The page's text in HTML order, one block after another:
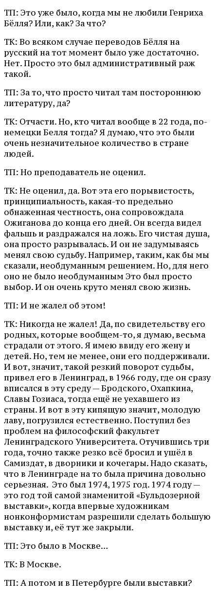
ТП: Это уже было, когда мы не любили Генриха
Бёлля? Или, как? За что?
ТК: Во всяком случае переводов Бёлля на
русский на тот момент было уже достаточно.
Нет. Просто это был административный раж
такой.
ТП: За то, что просто читал там постороннюю
литературу, да?
ТК: Отчасти. Но, кто читал вообще в 22 года, по-
немецки Белля тогда? Я думаю, что это были
очень незначительное количество в стране
людей.
ТП: Но преподаватель не оценил.
ТК: Не оценил, да. Вот эта его порывистость,
принципиальность, какая-то предельно
обнаженная честность, она сопровождала
Ожиганова до конца его дней. Он всегда видел
фальшь и раздражался на ложь. Его чистая душа,
она просто разрывалась. И он не задумываясь
менял свою судьбу. Например, таким, как бы мы
сказали, необдуманным решением. Но, для него
оно не было необдуманным Это был просто
выбор. И он очень круто менял свою жизнь.
ТП: И не жалел об этом!
ТК: Никогда не жалел! Да, по свидетельству его
родных, которые вообщем-то, я думаю, весьма
страдали от этого. Я имею ввиду его жену и
детей. Но, тем не менее, они его поддерживали.
И вот, значит, такой резкий поворот судьбы,
привел его в Ленинград, в 1966 году, где он сразу
вписался в эту среду — Бродского, Охапкина,
Славы Гозиаса, тогда ещё не уехавшего из
страны. И вот в эту кипящую значит, молодую
лаву, погрузился естественно. Поступил без
проблем на философский факультет
Ленинградского Университета. Отучившись три
года, точно также резко всё бросил и ушёл в
Самиздат, в дворники и кочегары. Надо сказать,
что в Ленинграде на то была причина довольно
серьезная. Это был 1974, 1975 год. 1974 году —
это год той самой знаменитой «Бульдозерной
выставки», когда впервые художникам
нонконформистам разрешили сделать большую
выставку и, её тут же закрыли.
ТП: Это было в Москве…
ТК: В Москве.
ТП: А потом и в Петербурге были выставки?